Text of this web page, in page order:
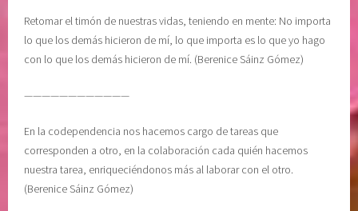
Retomar el timón de nuestras vidas, teniendo en mente: No importa
lo que los demás hicieron de mí, lo que importa es lo que yo hago
con lo que los demás hicieron de mí. (Berenice Sáinz Gómez)
————————————
En la codependencia nos hacemos cargo de tareas que
corresponden a otro, en la colaboración cada quién hacemos
nuestra tarea, enriqueciéndonos más al laborar con el otro.
(Berenice Sáinz Gómez)